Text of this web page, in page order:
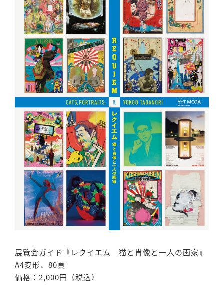
展覧会ガイド『レクイエム 猫と肖像と一人の画家』
A4変形、80頁
価格：2,000円（税込）